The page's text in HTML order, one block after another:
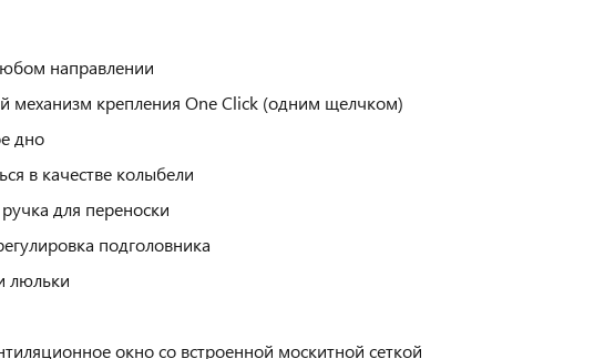
направлении
механизм крепления One Click (одним щелчком)
дно
в качестве колыбели
для переноски
подголовника
люльки
окно со встроенной москитной сеткой